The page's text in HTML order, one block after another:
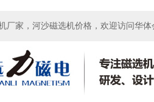
厂家，河沙磁选机价格，欢迎访问华